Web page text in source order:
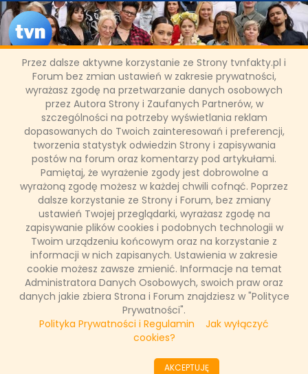
Przez dalsze aktywne korzystanie ze Strony tvnfakty.pl i
Forum bez zmian ustawień w zakresie prywatności,
wyrażasz zgodę na przetwarzanie danych osobowych
przez Autora Strony i Zaufanych Partnerów, w
szczególności na potrzeby wyświetlania reklam
dopasowanych do Twoich zainteresowań i preferencji,
tworzenia statystyk odwiedzin Strony i zapisywania
postów na forum oraz komentarzy pod artykułami.
Pamiętaj, że wyrażenie zgody jest dobrowolne a
wyrażoną zgodę możesz w każdej chwili cofnąć. Poprzez
dalsze korzystanie ze Strony i Forum, bez zmiany
ustawień Twojej przeglądarki, wyrażasz zgodę na
zapisywanie plików cookies i podobnych technologii w
Twoim urządzeniu końcowym oraz na korzystanie z
informacji w nich zapisanych. Ustawienia w zakresie
cookie możesz zawsze zmienić. Informacje na temat
Administratora Danych Osobowych, swoich praw oraz
danych jakie zbiera Strona i Forum znajdziesz w "Polityce
Prywatności".
Polityka Prywatności i Regulamin
Jak wyłączyć
cookies?
AKCEPTUJĘ
Sukces "The Traitors. Zdrajcy"
W środę, 28 lutego zadebiutowała na antenie TVN jedna z
wiosennych nowości stacji, program "The Traitors. Zdrajcy".
Format, w którym 24 graczy zostaje podzielonych na
zdrajców i lojalnych, zebrał znakomite recenzje widzów.
Chwalono go między innymi za trzymającą w napięciu akcję,
dobór uczestników, prowadzącej jak i malowniczą scenerię.
Łukasz Ropczyński
15 marca 2024, 14:32
(0 komentarzy)
CZYTAJ WIĘCEJ